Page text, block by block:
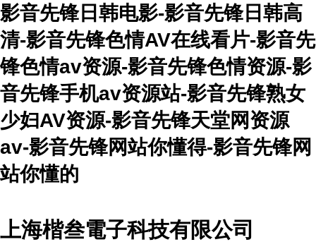
影音先锋日韩电影-影音先锋日韩高
清-影音先锋色情AV在线看片-影音先
锋色情av资源-影音先锋色情资源-影
音先锋手机av资源站-影音先锋熟女
少妇AV资源-影音先锋天堂网资源
av-影音先锋网站你懂得-影音先锋网
站你懂的
上海楷叁電子科技有限公司